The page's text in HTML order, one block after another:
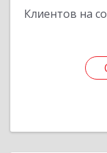
Клиентов на